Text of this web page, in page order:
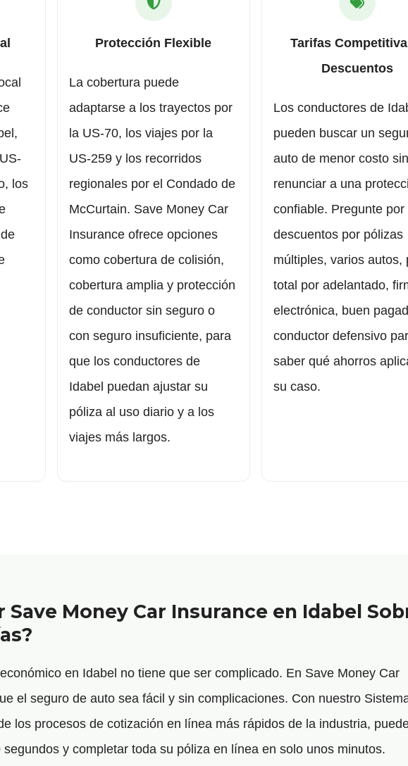
los
Protección Flexible
La cobertura puede
adaptarse a los trayectos por
la US-70, los viajes por la
US-259 y los recorridos
regionales por el Condado de
McCurtain. Save Money Car
Insurance ofrece opciones
como cobertura de colisión,
cobertura amplia y protección
de conductor sin seguro o
con seguro insuficiente, para
que los conductores de
Idabel puedan ajustar su
póliza al uso diario y a los
viajes más largos.
Tarifas
Descuentos
Los conductores de
pueden buscar un
auto de menor costo sin
renunciar a una
confiable. Pregunte por
descuentos por pólizas
múltiples, varios autos,
total por adelantado,
electrónica, buen
conductor defensivo
saber qué ahorros
su caso.
Save Money Car Insurance en Idabel
en Idabel no tiene que ser complicado. En Save Money Car
el seguro de auto sea fácil y sin complicaciones. Con nuestro
los procesos de cotización en línea más rápidos de la industria,
y completar toda su póliza en línea en solo unos minutos.